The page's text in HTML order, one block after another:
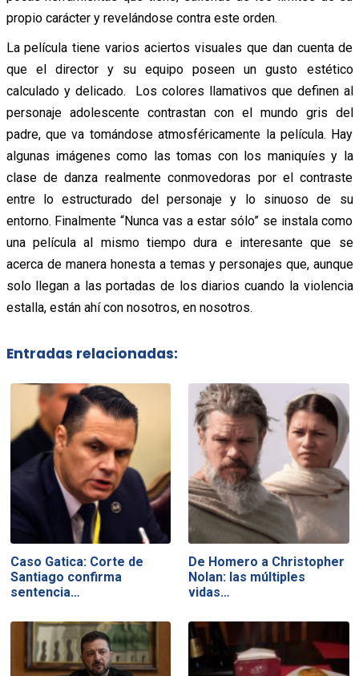
propio carácter y revelándose contra este orden.
La película tiene varios aciertos visuales que dan cuenta de
que el director y su equipo poseen un gusto estético
calculado y delicado. Los colores llamativos que definen al
personaje adolescente contrastan con el mundo gris del
padre, que va tomándose atmosféricamente la película. Hay
algunas imágenes como las tomas con los maniquíes y la
clase de danza realmente conmovedoras por el contraste
entre lo estructurado del personaje y lo sinuoso de su
entorno. Finalmente “Nunca vas a estar sólo” se instala como
una película al mismo tiempo dura e interesante que se
acerca de manera honesta a temas y personajes que, aunque
solo llegan a las portadas de los diarios cuando la violencia
estalla, están ahí con nosotros, en nosotros.
Entradas relacionadas:
Caso Gatica: Corte de
Santiago confirma
sentencia…
De Homero a Christopher
Nolan: las múltiples
vidas…